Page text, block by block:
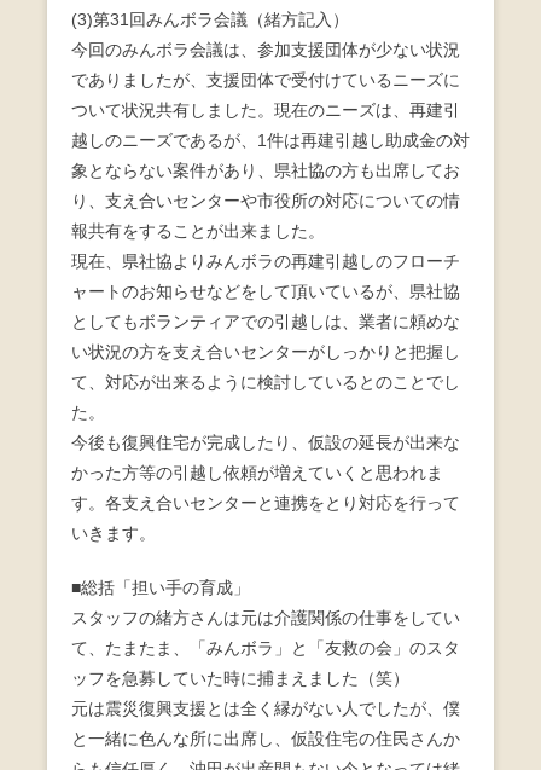
(3)第31回みんボラ会議（緒方記入）
今回のみんボラ会議は、参加支援団体が少ない状況
でありましたが、支援団体で受付けているニーズに
ついて状況共有しました。現在のニーズは、再建引
越しのニーズであるが、1件は再建引越し助成金の対
象とならない案件があり、県社協の方も出席してお
り、支え合いセンターや市役所の対応についての情
報共有をすることが出来ました。
現在、県社協よりみんボラの再建引越しのフローチ
ャートのお知らせなどをして頂いているが、県社協
としてもボランティアでの引越しは、業者に頼めな
い状況の方を支え合いセンターがしっかりと把握し
て、対応が出来るように検討しているとのことでし
た。
今後も復興住宅が完成したり、仮設の延長が出来な
かった方等の引越し依頼が増えていくと思われま
す。各支え合いセンターと連携をとり対応を行って
いきます。
■総括「担い手の育成」
スタッフの緒方さんは元は介護関係の仕事をしてい
て、たまたま、「みんボラ」と「友救の会」のスタ
ッフを急募していた時に捕まえました（笑）
元は震災復興支援とは全く縁がない人でしたが、僕
と一緒に色んな所に出席し、仮設住宅の住民さんか